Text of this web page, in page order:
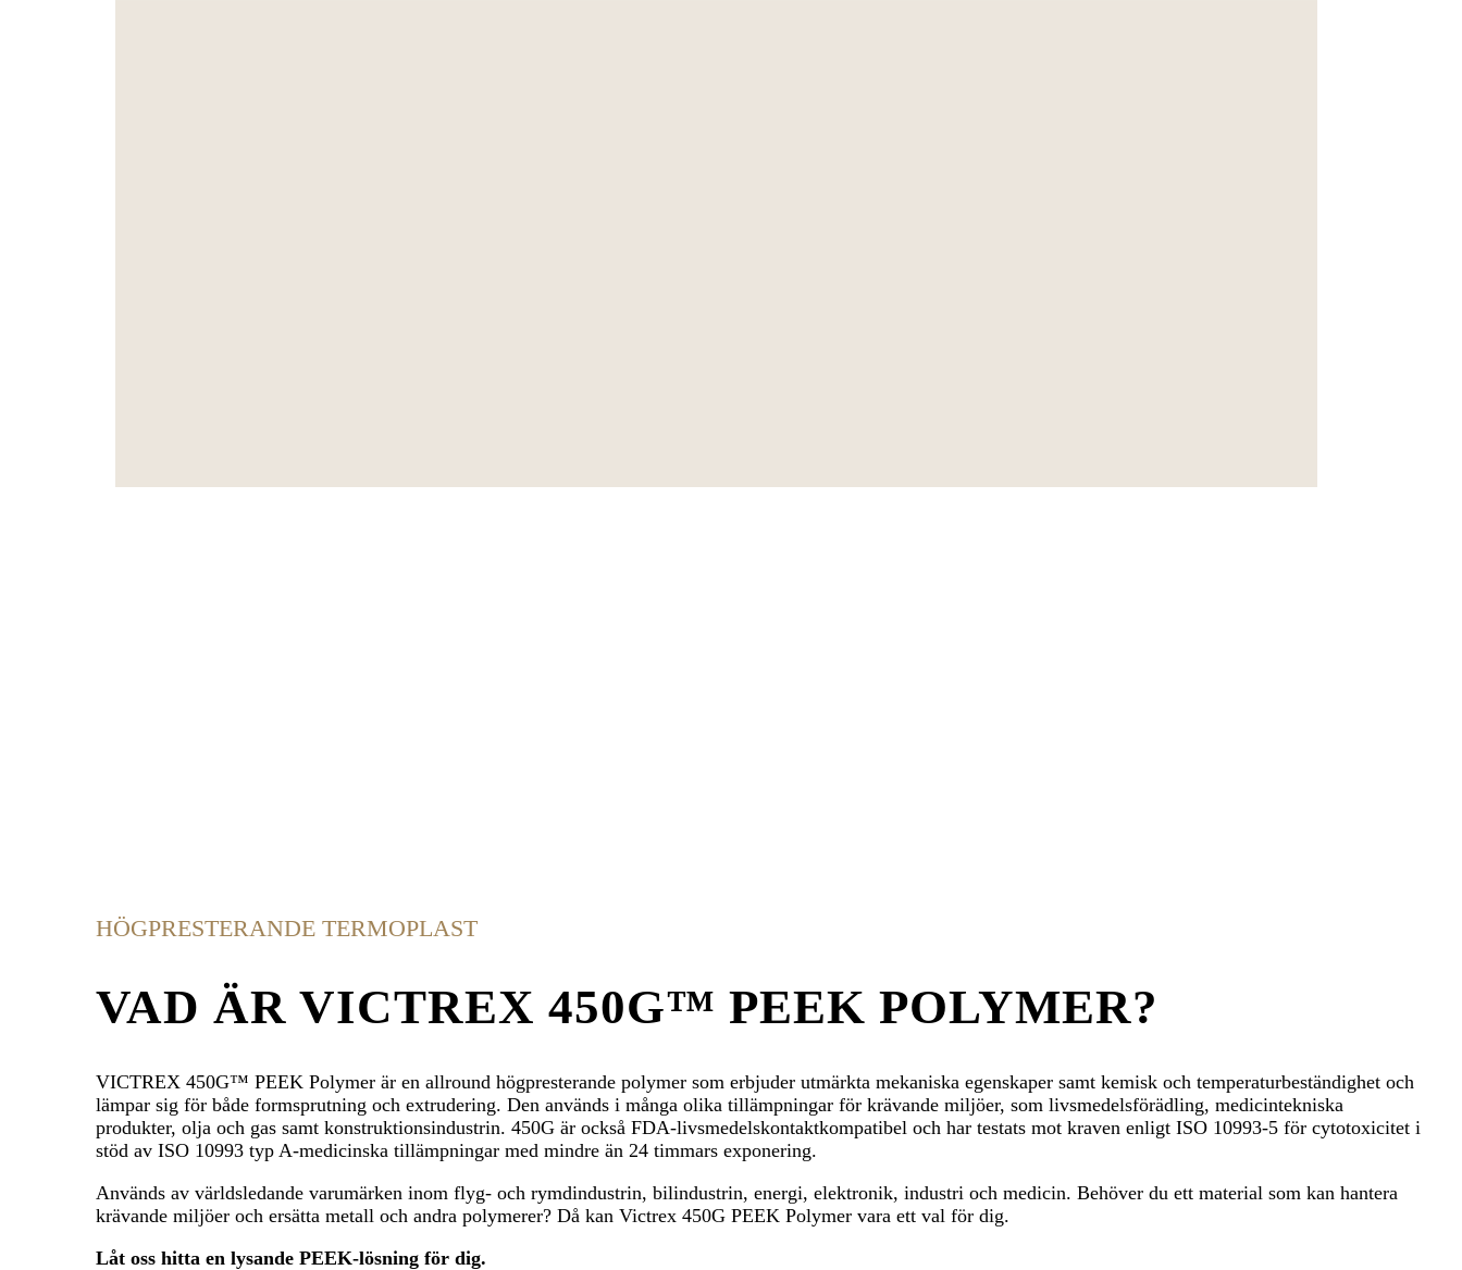
HÖGPRESTERANDE TERMOPLAST
VAD ÄR VICTREX 450G™ PEEK POLYMER?
VICTREX 450G™ PEEK Polymer är en allround högpresterande polymer som erbjuder utmärkta mekaniska egenskaper samt kemisk och temperaturbeständighet och
lämpar sig för både formsprutning och extrudering. Den används i många olika tillämpningar för krävande miljöer, som livsmedelsförädling, medicintekniska
produkter, olja och gas samt konstruktionsindustrin. 450G är också FDA-livsmedelskontaktkompatibel och har testats mot kraven enligt ISO 10993-5 för cytotoxicitet i
stöd av ISO 10993 typ A-medicinska tillämpningar med mindre än 24 timmars exponering.
Används av världsledande varumärken inom flyg- och rymdindustrin, bilindustrin, energi, elektronik, industri och medicin. Behöver du ett material som kan hantera
krävande miljöer och ersätta metall och andra polymerer? Då kan Victrex 450G PEEK Polymer vara ett val för dig.
Låt oss hitta en lysande PEEK-lösning för dig.